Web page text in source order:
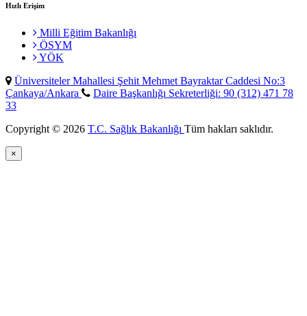
Hızlı Erişim
Milli Eğitim Bakanlığı
ÖSYM
YÖK
Üniversiteler Mahallesi Şehit Mehmet Bayraktar Caddesi No:3
Çankaya/Ankara
Daire Başkanlığı Sekreterliği: 90 (312) 471 78
33
Copyright © 2026 T.C. Sağlık Bakanlığı Tüm hakları saklıdır.
×